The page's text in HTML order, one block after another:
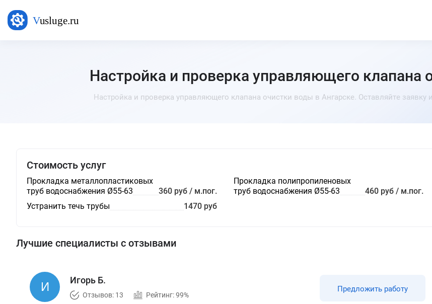
Настройка и проверка управляющего клапана
Настройка и проверка управляющего клапана очистки воды в Ангарске. Оставляйте
Стоимость услуг
Прокладка металлопластиковых
труб водоснабжения Ø55-63
360 руб / м.пог.
Прокладка полипропиленовых
труб водоснабжения Ø55-63
460 руб / м.пог.
Устранить течь трубы
1470 руб
Лучшие специалисты с отзывами
Игорь Б.
Отзывов: 13 Рейтинг: 99%
Предложить работу